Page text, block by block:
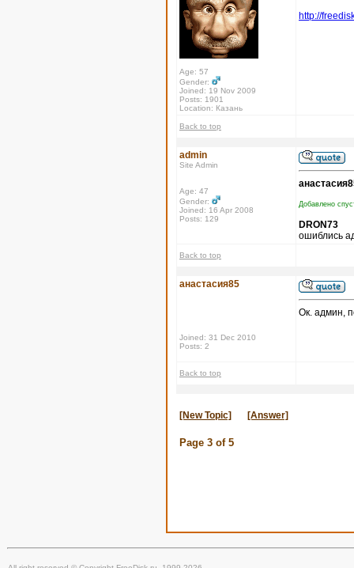
Age: 57
Gender:
Joined: 19 Nov 2009
Posts: 1901
Location: Казань
http://
Back to top
admin
Site Admin
Age: 47
Gender:
Joined: 16 Apr 2008
Posts: 129
Добавлено
DRON73
ошиблись
Back to top
анастасия85
Joined: 31 Dec 2010
Posts: 2
Ок. админ,
Back to top
[New Topic] [Answer]
Page 3 of 5